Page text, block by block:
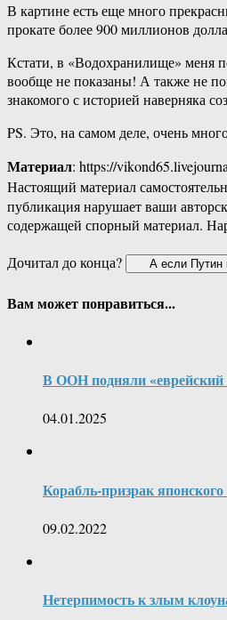
В картине есть еще много
прокате более 900 миллионов
Кстати, в «Водохранилище» меня
вообще не показаны! А также не
знакомого с историей наверняка
PS. Это, на самом деле, очень
Материал: https://
Настоящий материал
публикация нарушает ваши
содержащей спорный материал.
Дочитал до конца?
Вам может понравиться...
В ООН подняли «еврейский
04.01.2025
Корабль-призрак
09.02.2022
Нетерпимость к злым